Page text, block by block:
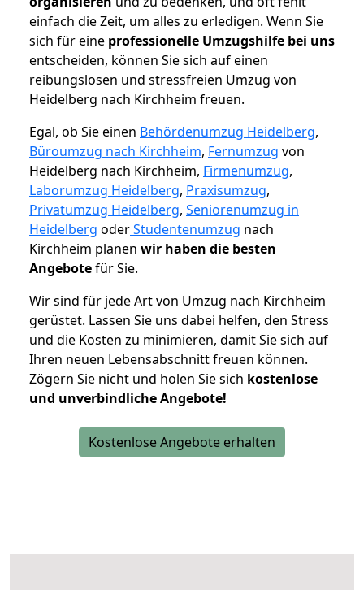
einfach die Zeit, um alles zu erledigen. Wenn Sie
sich für eine professionelle Umzugshilfe bei uns
entscheiden, können Sie sich auf einen
reibungslosen und stressfreien Umzug von
Heidelberg nach Kirchheim freuen.
Egal, ob Sie einen Behördenumzug Heidelberg,
Büroumzug nach Kirchheim, Fernumzug von
Heidelberg nach Kirchheim, Firmenumzug,
Laborumzug Heidelberg, Praxisumzug,
Privatumzug Heidelberg, Seniorenumzug in
Heidelberg oderStudentenumzug nach
Kirchheim planen wir haben die besten
Angebotefür Sie.
Wir sind für jede Art von Umzug nach Kirchheim
gerüstet. Lassen Sie uns dabei helfen, den Stress
und die Kosten zu minimieren, damit Sie sich auf
Ihren neuen Lebensabschnitt freuen können.
Zögern Sie nicht und holen Sie sich kostenlose
und unverbindliche Angebote!
Kostenlose Angebote erhalten